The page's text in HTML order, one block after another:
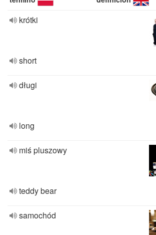
krótki
short
długi
long
miś pluszowy
teddy bear
samochód